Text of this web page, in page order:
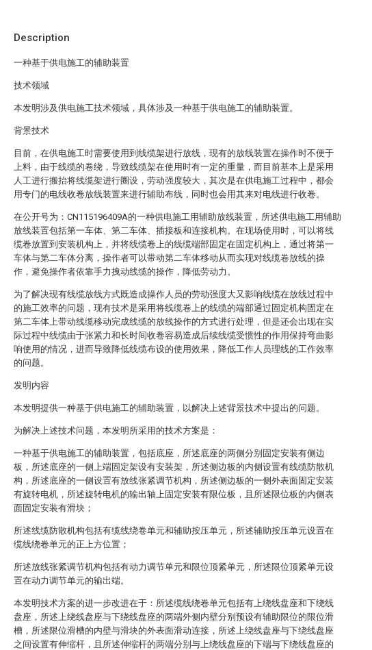
Description
一种基于供电施工的辅助装置
技术领域
本发明涉及供电施工技术领域，具体涉及一种基于供电施工的辅助装置。
背景技术
目前，在供电施工时需要使用到线缆架进行放线，现有的放线装置在操作时不便于
上料，由于线缆的卷绕，导致线缆架在使用时有一定的重量，而目前基本上是采用
人工进行搬抬将线缆架进行圈设，劳动强度较大，其次是在供电施工过程中，都会
用专门的电线收卷放线装置来进行辅助布线，同时也会用其来对电线进行收卷。
在公开号为：CN115196409A的一种供电施工用辅助放线装置，所述供电施工用辅助
放线装置包括第一车体、第二车体、插接板和连接机构。在现场使用时，可以将线
缆卷放置到安装机构上，并将线缆卷上的线缆端部固定在固定机构上，通过将第一
车体与第二车体分离，操作者可以带动第二车体移动从而实现对线缆卷放线的操
作，避免操作者依靠手力拽动线缆的操作，降低劳动力。
为了解决现有线缆放线方式既造成操作人员的劳动强度大又影响线缆在放线过程中
的施工效率的问题，现有技术是采用将线缆卷上的线缆的端部通过固定机构固定在
第二车体上带动线缆移动完成线缆的放线操作的方式进行处理，但是还会出现在实
际过程中线缆由于张紧力和长时间收卷容易造成后续线缆受惯性的作用保持弯曲影
响使用的情况，进而导致降低线缆布设的使用效果，降低工作人员理线的工作效率
的问题。
发明内容
本发明提供一种基于供电施工的辅助装置，以解决上述背景技术中提出的问题。
为解决上述技术问题，本发明所采用的技术方案是：
一种基于供电施工的辅助装置，包括底座，所述底座的两侧分别固定安装有侧边
板，所述底座的一侧上端固定架设有安装架，所述侧边板的内侧设置有线缆防散机
构，所述底座的一侧设置有放线张紧调节机构，所述侧边板的一侧外表面固定安装
有旋转电机，所述旋转电机的输出轴上固定安装有限位板，且所述限位板的内侧表
面固定安装有滑块；
所述线缆防散机构包括有缆线绕卷单元和辅助按压单元，所述辅助按压单元设置在
缆线绕卷单元的正上方位置；
所述放线张紧调节机构包括有动力调节单元和限位顶紧单元，所述限位顶紧单元设
置在动力调节单元的输出端。
本发明技术方案的进一步改进在于：所述缆线绕卷单元包括有上绕线盘座和下绕线
盘座，所述上绕线盘座与下绕线盘座的两端外侧内壁分别预设有辅助限位的限位滑
槽，所述限位滑槽的内壁与滑块的外表面滑动连接，所述上绕线盘座与下绕线盘座
之间设置有伸缩杆，且所述伸缩杆的两端分别与上绕线盘座的下端与下绕线盘座的